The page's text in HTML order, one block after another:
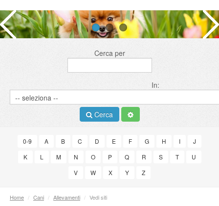
Cerca per
In:
Cerca
0-9 A B C D E F G H I
J
K
L M N O P Q R S T
U
V
W X Y Z
Home / Cani / Allevamenti / Vedi siti